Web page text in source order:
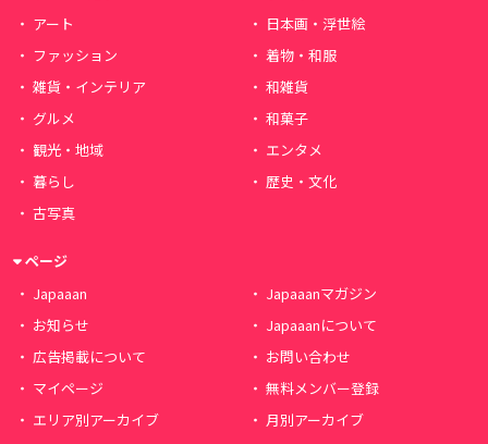
アート
日本画・浮世絵
ファッション
着物・和服
雑貨・インテリア
和雑貨
グルメ
和菓子
観光・地域
エンタメ
暮らし
歴史・文化
古写真
ページ
Japaaan
Japaaanマガジン
お知らせ
Japaaanについて
広告掲載について
お問い合わせ
マイページ
無料メンバー登録
エリア別アーカイブ
月別アーカイブ